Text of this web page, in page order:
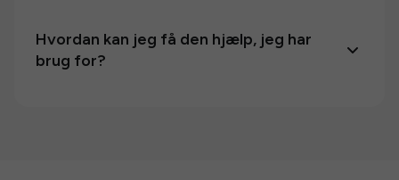
Hvordan kan jeg få den hjælp, jeg har
brug for?